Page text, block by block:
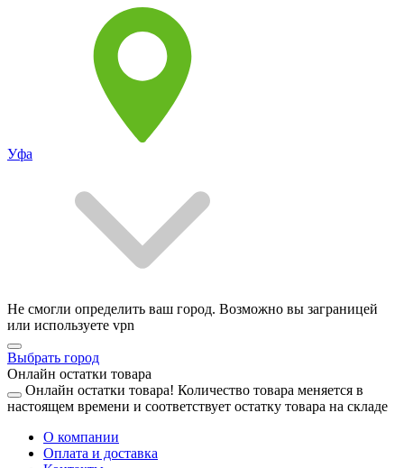
Уфа
Не смогли определить ваш город. Возможно вы заграницей
или используете vpn
Выбрать город
Онлайн остатки товара
Онлайн остатки товара! Количество товара меняется в
настоящем времени и соответствует остатку товара на складе
О компании
Оплата и доставка